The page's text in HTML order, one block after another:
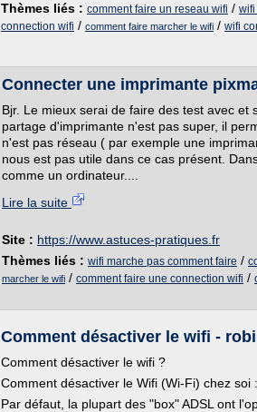
Thèmes liés : comment faire un reseau wifi / wifi
connection wifi / comment faire marcher le wifi / wifi
Connecter une imprimante
Bjr. Le mieux serai de faire des test avec
partage d'imprimante n'est pas super, il
n'est pas réseau ( par exemple une
nous est pas utile dans ce cas présent.
comme un ordinateur....
Lire la suite
Site : https://www.astuces-pratiques.fr
Thèmes liés : wifi marche pas comment faire /
marcher le wifi / comment faire une connection wifi /
Comment désactiver le wifi -
Comment désactiver le wifi ?
Comment désactiver le Wifi (Wi-Fi) chez soi :
Par défaut, la plupart des "box" ADSL ont